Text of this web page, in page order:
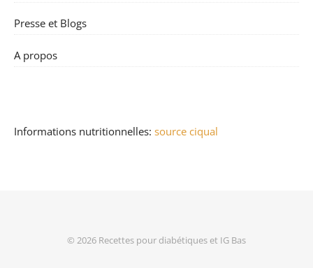
Presse et Blogs
A propos
Informations nutritionnelles: source ciqual
© 2026 Recettes pour diabétiques et IG Bas